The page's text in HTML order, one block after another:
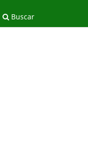
Buscar